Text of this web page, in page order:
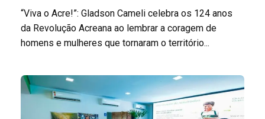
“Viva o Acre!”: Gladson Cameli celebra os 124 anos
da Revolução Acreana ao lembrar a coragem de
homens e mulheres que tornaram o território...